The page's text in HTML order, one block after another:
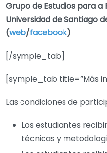
Grupo de Estudios para
Universidad de Santiago
(web/facebook)
[/symple_tab]
[symple_tab title=”Más
Las condiciones de
Los estudiantes
técnicas y